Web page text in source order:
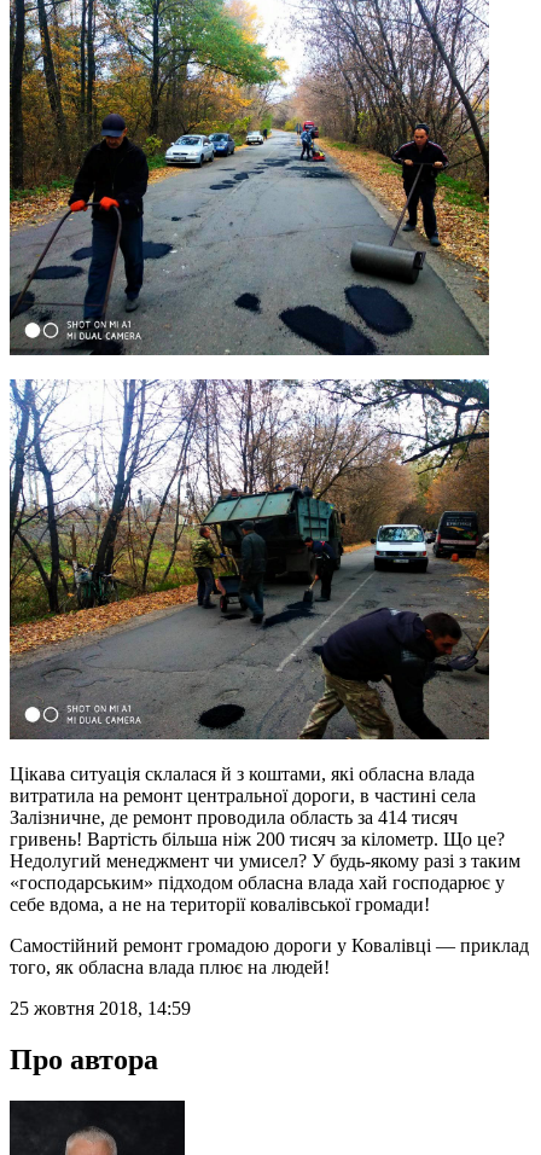
Цікава ситуація склалася й з коштами, які обласна влада
витратила на ремонт центральної дороги, в частині села
Залізничне, де ремонт проводила область за 414 тисяч
гривень! Вартість більша ніж 200 тисяч за кілометр. Що це?
Недолугий менеджмент чи умисел? У будь-якому разі з таким
«господарським» підходом обласна влада хай господарює у
себе вдома, а не на території ковалівської громади!
Самостійний ремонт громадою дороги у Ковалівці — приклад
того, як обласна влада плює на людей!
25 жовтня 2018, 14:59
Про автора